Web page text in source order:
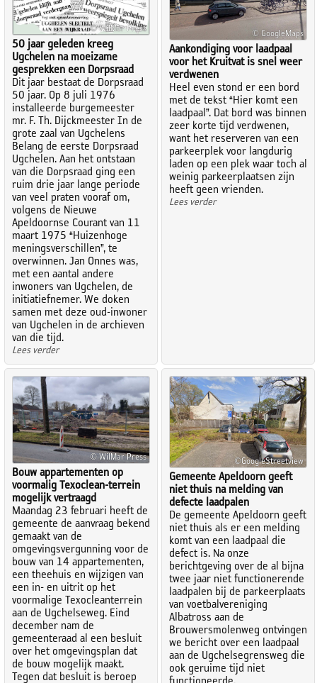
© WilMar Press
50 jaar geleden kreeg
Ugchelen na moeizame
gesprekken een Dorpsraad
Dit jaar bestaat de Dorpsraad
50 jaar. Op 8 juli 1976
installeerde burgemeester
mr. F. Th. Dijckmeester In de
grote zaal van Ugchelens
Belang de eerste Dorpsraad
Ugchelen. Aan het ontstaan
van die Dorpsraad ging een
ruim drie jaar lange periode
van veel praten vooraf om,
volgens de Nieuwe
Apeldoornse Courant van 11
maart 1975 “Huizenhoge
meningsverschillen”, te
overwinnen. Jan Onnes was,
met een aantal andere
inwoners van Ugchelen, de
initiatiefnemer. We doken
samen met deze oud-inwoner
van Ugchelen in de archieven
van die tijd.
Lees verder
© GoogleMaps
Aankondiging voor laadpaal
voor het Kruitvat is snel weer
verdwenen
Heel even stond er een bord
met de tekst “Hier komt een
laadpaal”. Dat bord was binnen
zeer korte tijd verdwenen,
want het reserveren van een
parkeerplek voor langdurig
laden op een plek waar toch al
weinig parkeerplaatsen zijn
heeft geen vrienden.
Lees verder
© WilMar Press
Bouw appartementen op
voormalig Texoclean-terrein
mogelijk vertraagd
Maandag 23 februari heeft de
gemeente de aanvraag bekend
gemaakt van de
omgevingsvergunning voor de
bouw van 14 appartementen,
een theehuis en wijzigen van
een in- en uitrit op het
voormalige Texocleanterrein
aan de Ugchelseweg. Eind
december nam de
gemeenteraad al een besluit
over het omgevingsplan dat
de bouw mogelijk maakt.
Tegen dat besluit is beroep
©GoogleStreetview
Gemeente Apeldoorn geeft
niet thuis na melding van
defecte laadpalen
De gemeente Apeldoorn geeft
niet thuis als er een melding
komt van een laadpaal die
defect is. Na onze
berichtgeving over de al bijna
twee jaar niet functionerende
laadpalen bij de parkeerplaats
van voetbalvereniging
Albatross aan de
Brouwersmolenweg ontvingen
we bericht over een laadpaal
aan de Ugchelsegrensweg die
ook geruime tijd niet